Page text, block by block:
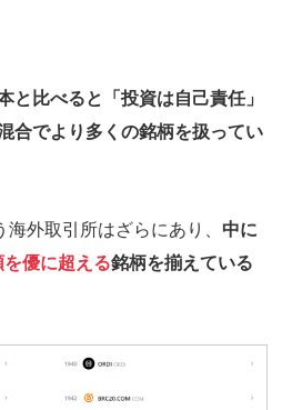
と比べると「投資は自己責任」
合でより多くの銘柄を扱ってい
外取引所はざらにあり、 中に
優に超える銘柄を揃えている